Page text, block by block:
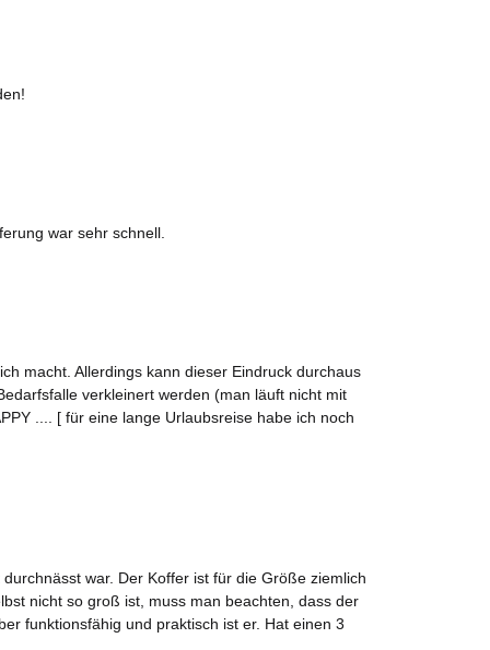
war sehr schnell.
macht. Allerdings kann dieser Eindruck durchaus
verkleinert werden (man läuft nicht mit
.... [ für eine lange Urlaubsreise habe ich noch
war. Der Koffer ist für die Größe ziemlich
nicht so groß ist, muss man beachten, dass der
funktionsfähig und praktisch ist er. Hat einen 3